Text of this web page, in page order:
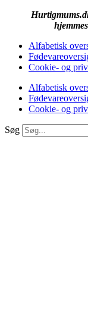
Alfabetisk
Cookie- og
Alfabetisk
Cookie- og
Søg